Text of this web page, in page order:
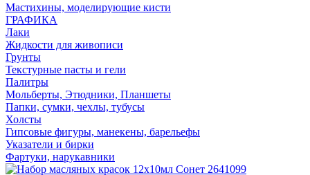
Мастихины, моделирующие кисти
ГРАФИКА
Лаки
Жидкости для живописи
Грунты
Текстурные пасты и гели
Палитры
Мольберты, Этюдники, Планшеты
Папки, сумки, чехлы, тубусы
Холсты
Гипсовые фигуры, манекены, барельефы
Указатели и бирки
Фартуки, нарукавники